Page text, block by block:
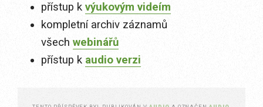
přístup k výukovým videím
kompletní archiv záznamů
všech webinářů
přístup k audio verzi